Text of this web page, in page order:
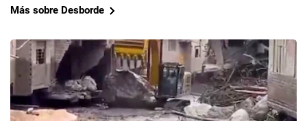
Más sobre Desborde